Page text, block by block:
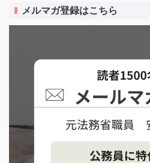
メルマガ登録はこちら